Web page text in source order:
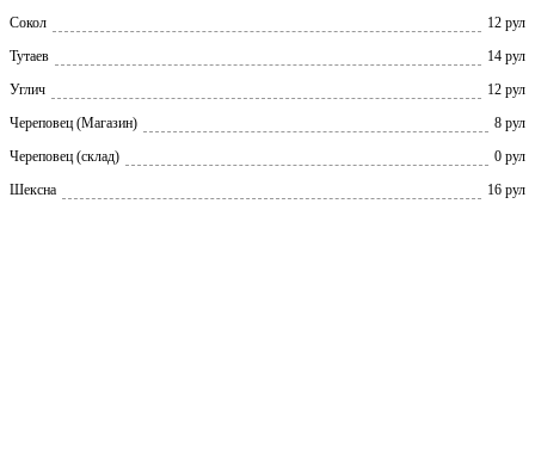
Сокол
12 рул
Тутаев
14 рул
Углич
12 рул
Череповец (Магазин)
8 рул
Череповец (склад)
0 рул
Шексна
16 рул